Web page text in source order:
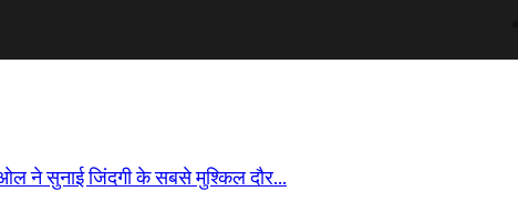
ने सुनाई जिंदगी के सबसे मुश्किल दौर…